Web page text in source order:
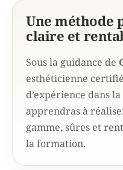
Une méthode
claire et
Sous la guidance de
esthéticienne
d’expérience dans
apprendras à
gamme, sûres et
la formation.